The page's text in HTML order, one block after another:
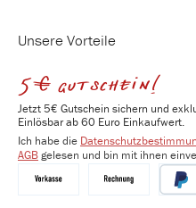
Unsere Vorteile
5€ gutschein!
Jetzt 5€ Gutschein sichern und
Einlösbar ab 60 Euro Einkaufwert.
Ich habe die
AGBgelesen und bin mit ihnen